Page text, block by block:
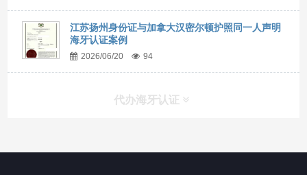
江苏扬州身份证与加拿大汉密尔顿护照同一人声明
海牙认证案例
2026/06/20 94
代办海牙认证